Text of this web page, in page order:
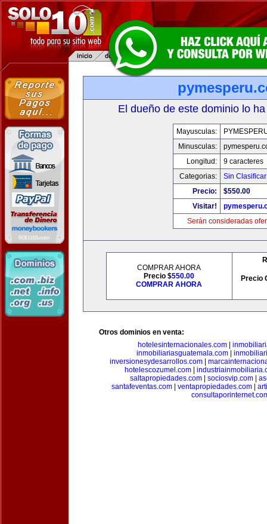
El dueño de este dominio lo
Mayusculas:
Minusculas:
Longitud:
9 caracteres
Categorias:
Sin Clasificar
Precio:
$550.00
Visitar!
Serán consideradas
COMPRAR AHORA
Precio $550.00
COMPRAR AHORA
Precio
Otros dominios en venta:
hotelesinternacionales.com|
inmobiliariasguatemala.com
inversionesydesarrollos.com|
hotelescozumel.com
saltapropiedades.com| sociosvip.com|
santafeventas.com| ventapropiedades.com|